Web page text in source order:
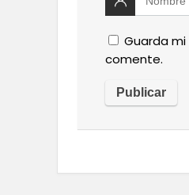
Guarda
comente.